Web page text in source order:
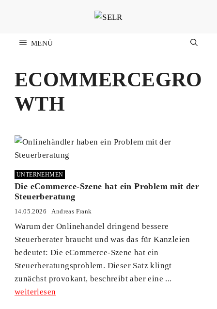
MENÜ
ECOMMERCEGRO
WTH
UNTERNEHMEN
Die eCommerce-Szene hat ein Problem mit der
Steuerberatung
14.05.2026 Andreas Frank
Warum der Onlinehandel dringend bessere
Steuerberater braucht und was das für Kanzleien
bedeutet: Die eCommerce-Szene hat ein
Steuerberatungsproblem. Dieser Satz klingt
zunächst provokant, beschreibt aber eine ...
weiterlesen